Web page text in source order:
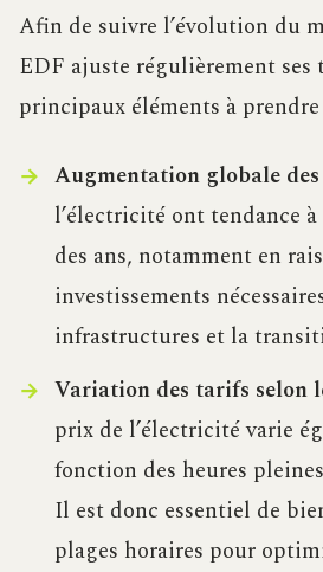
Afin de suivre l’évolution du
EDF ajuste régulièrement ses
principaux éléments à
Augmentation globale
l’électricité ont tendance
des ans, notamment en
investissements
infrastructures et la
Variation des tarifs selon
prix de l’électricité varie
fonction des heures
Il est donc essentiel de
plages horaires pour